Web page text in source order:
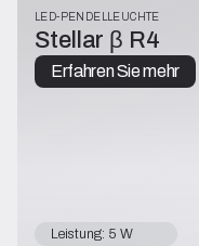
LED-PENDELLEUCHTE
Stellar β R4
Erfahren Sie mehr
Leistung: 5 W